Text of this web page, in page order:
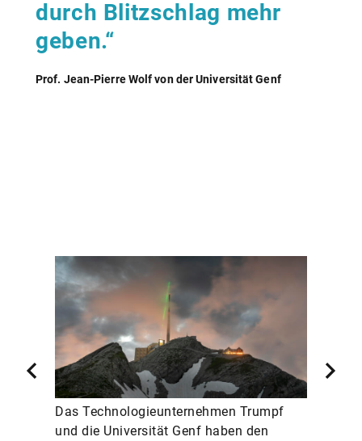
durch Blitzschlag mehr
geben.“
Prof. Jean-Pierre Wolf von der Universität Genf
Das Technologieunternehmen Trumpf
und die Universität Genf haben den